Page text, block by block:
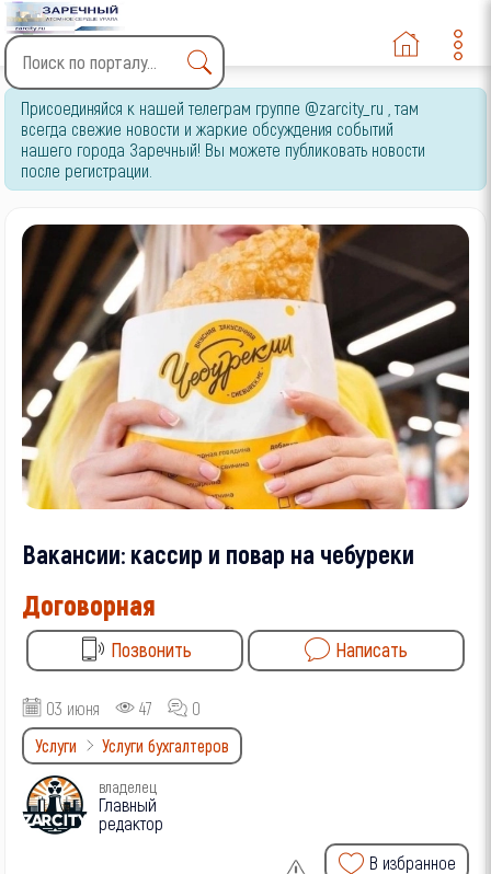
Type 2 or more characters
for results.
Присоединяйся к нашей телеграм группе @zarcity_ru , там
всегда свежие новости и жаркие обсуждения событий
нашего города Заречный! Вы можете публиковать новости
после регистрации.
Вакансии: кассир и повар на чебуреки
Договорная
Позвонить Написать
03 июня 47
0
Услуги
Услуги бухгалтеров
владелец
Главный
редактор
В избранное